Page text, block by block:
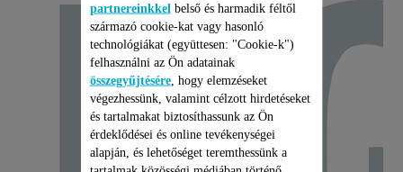
partnereinkkel belső és harmadik féltől
származó cookie-kat vagy hasonló
technológiákat (együttesen: "Cookie-k")
felhasználni az Ön adatainak
összegyűjtésére, hogy elemzéseket
végezhessünk, valamint célzott hirdetéseket
és tartalmakat biztosíthassunk az Ön
érdeklődései és online tevékenységei
alapján, és lehetőséget teremthessünk a